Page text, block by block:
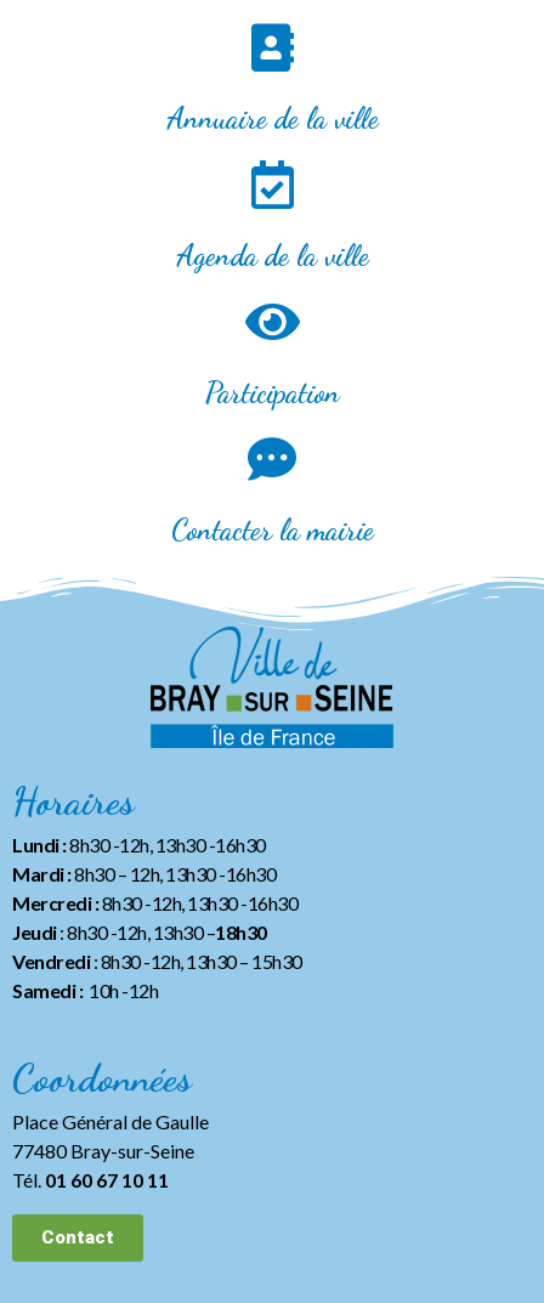
Annuaire de la ville
Agenda de la ville
Participation
Contacter la mairie
Horaires
Lundi :8h30 -12h, 13h30 -16h30
Mardi :8h30 – 12h, 13h30 -16h30
Mercredi :8h30 -12h, 13h30 -16h30
Jeudi: 8h30 -12h, 13h30 –18h30
Vendredi: 8h30 -12h, 13h30– 15h30
Samedi :10h -12h
Coordonnées
Place Général de Gaulle
77480 Bray-sur-Seine
Tél. 01 60 67 10 11
Contact